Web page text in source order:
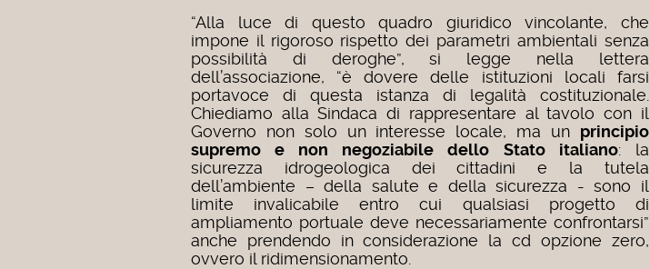
“Alla luce di questo quadro giuridico vincolante, che
impone il rigoroso rispetto dei parametri ambientali senza
possibilità di deroghe”, si legge nella lettera
dell’associazione, “è dovere delle istituzioni locali farsi
portavoce di questa istanza di legalità costituzionale.
Chiediamo alla Sindaca di rappresentare al tavolo con il
Governo non solo un interesse locale, ma un principio
supremo e non negoziabile dello Stato italiano: la
sicurezza idrogeologica dei cittadini e la tutela
dell’ambiente – della salute e della sicurezza - sono il
limite invalicabile entro cui qualsiasi progetto di
ampliamento portuale deve necessariamente confrontarsi”
anche prendendo in considerazione la cd opzione zero,
ovvero il ridimensionamento.